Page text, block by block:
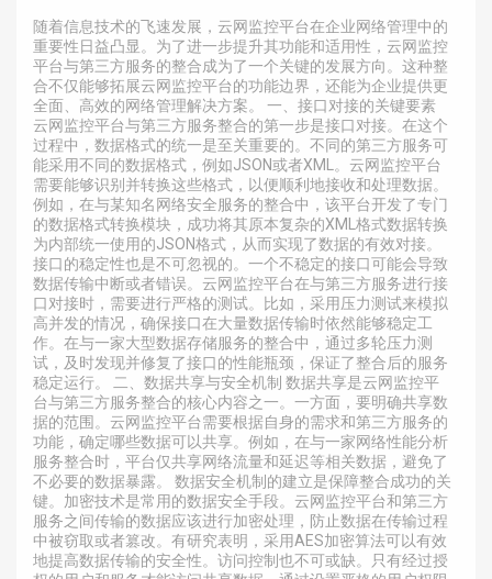
随着信息技术的飞速发展，云网监控平台在企业网络管理中的
重要性日益凸显。为了进一步提升其功能和适用性，云网监控
平台与第三方服务的整合成为了一个关键的发展方向。这种整
合不仅能够拓展云网监控平台的功能边界，还能为企业提供更
全面、高效的网络管理解决方案。 一、接口对接的关键要素
云网监控平台与第三方服务整合的第一步是接口对接。在这个
过程中，数据格式的统一是至关重要的。不同的第三方服务可
能采用不同的数据格式，例如JSON或者XML。云网监控平台
需要能够识别并转换这些格式，以便顺利地接收和处理数据。
例如，在与某知名网络安全服务的整合中，该平台开发了专门
的数据格式转换模块，成功将其原本复杂的XML格式数据转换
为内部统一使用的JSON格式，从而实现了数据的有效对接。
接口的稳定性也是不可忽视的。一个不稳定的接口可能会导致
数据传输中断或者错误。云网监控平台在与第三方服务进行接
口对接时，需要进行严格的测试。比如，采用压力测试来模拟
高并发的情况，确保接口在大量数据传输时依然能够稳定工
作。在与一家大型数据存储服务的整合中，通过多轮压力测
试，及时发现并修复了接口的性能瓶颈，保证了整合后的服务
稳定运行。 二、数据共享与安全机制 数据共享是云网监控平
台与第三方服务整合的核心内容之一。一方面，要明确共享数
据的范围。云网监控平台需要根据自身的需求和第三方服务的
功能，确定哪些数据可以共享。例如，在与一家网络性能分析
服务整合时，平台仅共享网络流量和延迟等相关数据，避免了
不必要的数据暴露。 数据安全机制的建立是保障整合成功的关
键。加密技术是常用的数据安全手段。云网监控平台和第三方
服务之间传输的数据应该进行加密处理，防止数据在传输过程
中被窃取或者篡改。有研究表明，采用AES加密算法可以有效
地提高数据传输的安全性。访问控制也不可或缺。只有经过授